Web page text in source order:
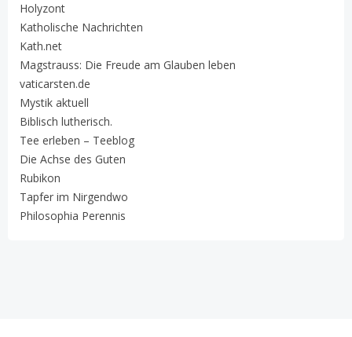
Holyzont
Katholische Nachrichten
Kath.net
Magstrauss: Die Freude am Glauben leben
vaticarsten.de
Mystik aktuell
Biblisch lutherisch.
Tee erleben – Teeblog
Die Achse des Guten
Rubikon
Tapfer im Nirgendwo
Philosophia Perennis